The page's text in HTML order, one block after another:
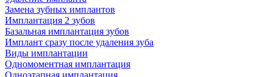
Замена зубных имплантов
Имплантация 2 зубов
Базальная имплантация зубов
Имплант сразу после удаления зуба
Виды имплантации
Одномоментная имплантация
Одноэтапная имплантация